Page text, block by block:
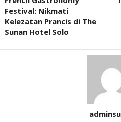
Festival: Nikmati
Kelezatan Prancis di The
Sunan Hotel Solo